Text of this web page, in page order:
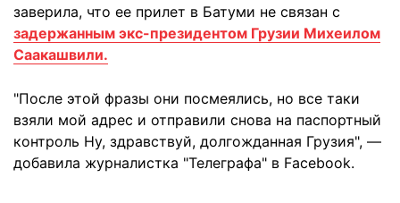
заверила, что ее прилет в Батуми не связан с
задержанным экс-президентом Грузии Михеилом
Саакашвили.
"После этой фразы они посмеялись, но все таки
взяли мой адрес и отправили снова на паспортный
контроль Ну, здравствуй, долгожданная Грузия", —
добавила журналистка "Телеграфа" в Facebook.